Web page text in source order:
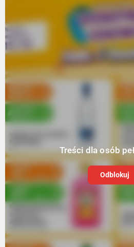
Treści dla osób
Odblokuj